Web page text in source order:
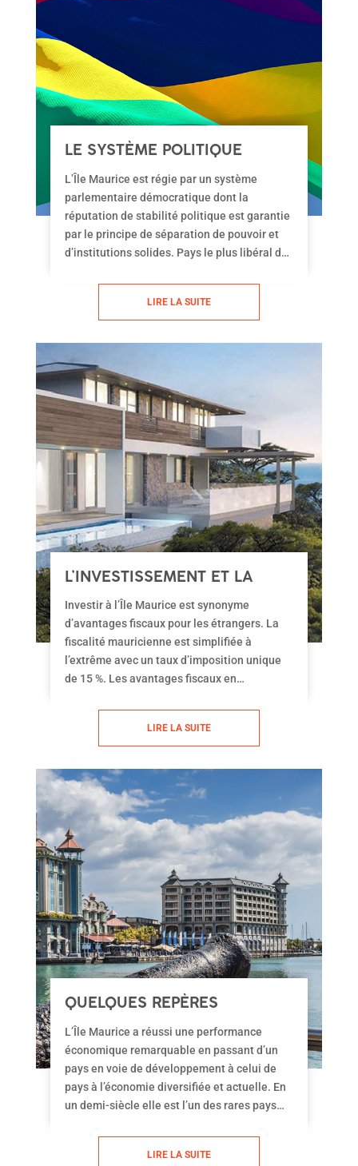
LE SYSTÈME POLITIQUE
MAURICIEN
L’Île Maurice est régie par un système
parlementaire démocratique dont la
réputation de stabilité politique est garantie
par le principe de séparation de pouvoir et
d’institutions solides. Pays le plus libéral du
une excellente image de marque au niveau
bonne gouvernance.
LIRE LA SUITE
L’INVESTISSEMENT ET LA
FISCALITÉ À L’ÎLE MAURICE
Investir à l’Île Maurice est synonyme
d’avantages fiscaux pour les étrangers. La
fiscalité mauricienne est simplifiée à
l’extrême avec un taux d’imposition unique
de 15 %. Les avantages fiscaux en
Une convention de non-double imposition
contribue au succès de ce pays où les
raisons de s’installer sont multiples.
LIRE LA SUITE
QUELQUES REPÈRES
CONCERNANT L’ÉCONOMIE DE
L’ÎLE MAURICE
L’Île Maurice a réussi une performance
économique remarquable en passant d’un
pays en voie de développement à celui de
pays à l’économie diversifiée et actuelle. En
un demi-siècle elle est l’un des rares pays
du tourisme, de la banque est des
LIRE LA SUITE